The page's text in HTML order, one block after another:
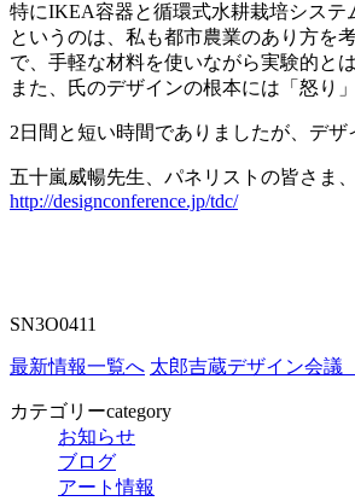
特にIKEA容器と循環式水耕栽培システ
というのは、私も都市農業のあり方を
で、手軽な材料を使いながら実験的と
また、氏のデザインの根本には「怒り
2日間と短い時間でありましたが、デ
五十嵐威暢先生、パネリストの皆さま
http://designconference.jp/tdc/
SN3O0411
最新情報一覧へ 太郎吉蔵デザイン会
カテゴリーcategory
お知らせ
ブログ
アート情報